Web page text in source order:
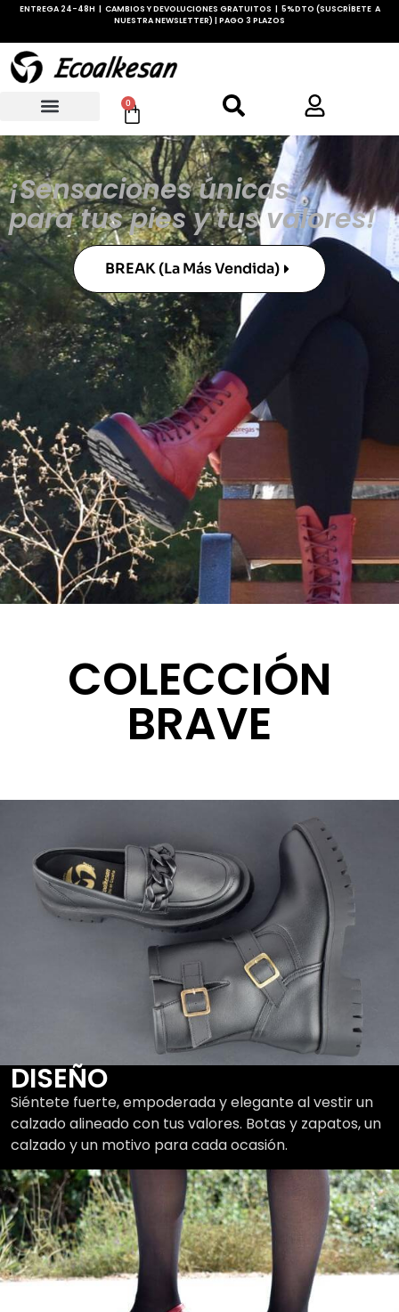
ENTREGA 24-48H | CAMBIOS Y DEVOLUCIONES GRATUITOS | 5%DTO (SUSCRÍBETE A
NUESTRA NEWSLETTER) | PAGO 3 PLAZOS
0
¡Sensaciones únicas
para tus pies y tus valores!
BREAK (la Más Vendida)
COLECCIÓN
BRAVE
DISEÑO
Siéntete fuerte, empoderada y elegante al vestir un
calzado alineado con tus valores. Botas y zapatos, un
calzado y un motivo para cada ocasión.